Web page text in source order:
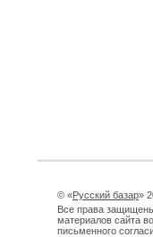
© «Русский базар»
Все права
материалов сайта
письменного